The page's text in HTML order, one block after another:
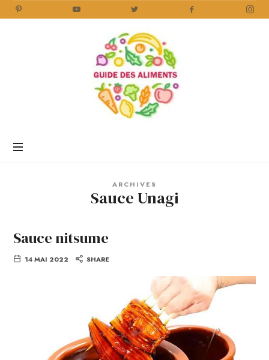
Aliments
ARCHIVES
Sauce Unagi
Sauce nitsume
14 MAI 2022 SHARE